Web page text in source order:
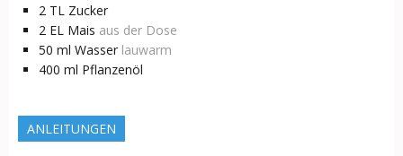
2 TL Zucker
2 EL Mais aus der Dose
50 ml Wasser lauwarm
400 ml Pflanzenöl
ANLEITUNGEN